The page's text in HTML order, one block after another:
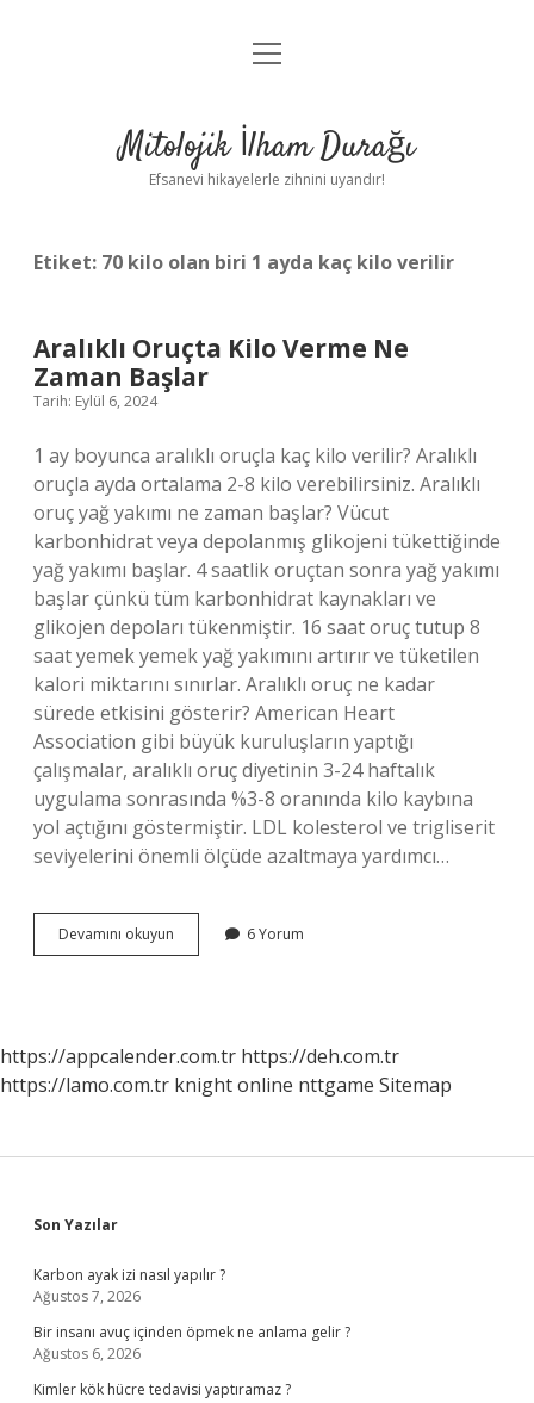
Anasayfa
Yasal Uyarı
menüyü
Mitolojik İlham Durağı
Efsanevi hikayelerle zihnini uyandır!
Etiket: 70 kilo olan biri 1 ayda kaç kilo verilir
Aralıklı Oruçta Kilo Verme Ne
Zaman Başlar
Tarih: Eylül 6, 2024
1 ay boyunca aralıklı oruçla kaç kilo verilir? Aralıklı
oruçla ayda ortalama 2-8 kilo verebilirsiniz. Aralıklı
oruç yağ yakımı ne zaman başlar? Vücut
karbonhidrat veya depolanmış glikojeni tükettiğinde
yağ yakımı başlar. 4 saatlik oruçtan sonra yağ yakımı
başlar çünkü tüm karbonhidrat kaynakları ve
glikojen depoları tükenmiştir. 16 saat oruç tutup 8
saat yemek yemek yağ yakımını artırır ve tüketilen
kalori miktarını sınırlar. Aralıklı oruç ne kadar
sürede etkisini gösterir? American Heart
Association gibi büyük kuruluşların yaptığı
çalışmalar, aralıklı oruç diyetinin 3-24 haftalık
uygulama sonrasında %3-8 oranında kilo kaybına
yol açtığını göstermiştir. LDL kolesterol ve trigliserit
seviyelerini önemli ölçüde azaltmaya yardımcı…
Devamını okuyun
Oruçta
Başlar
6 Yorum
https://appcalender.com.tr https://deh.com.tr
https://lamo.com.tr knight online nttgame Sitemap
Sidebar
Son Yazılar
Karbon ayak izi nasıl yapılır ?
Ağustos 7, 2026
Bir insanı avuç içinden öpmek ne anlama gelir ?
Ağustos 6, 2026
Kimler kök hücre tedavisi yaptıramaz ?